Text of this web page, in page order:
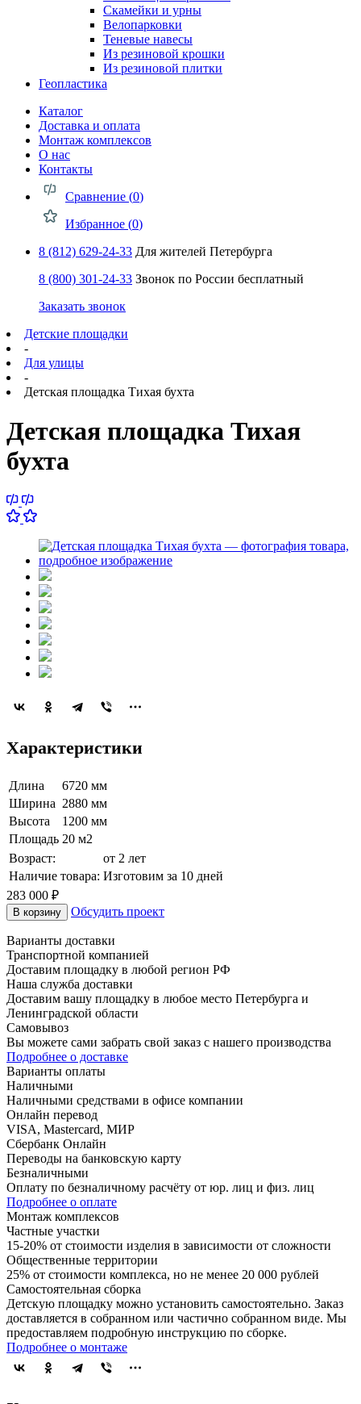
Скамейки и урны
Велопарковки
Теневые навесы
Из резиновой крошки
Из резиновой плитки
Геопластика
Каталог
Доставка и оплата
Монтаж комплексов
О нас
Контакты
Сравнение (0)
Избранное (0)
8 (812) 629-24-33 Для жителей Петербурга
8 (800) 301-24-33 Звонок по России бесплатный
Заказать звонок
Детские площадки
-
Для улицы
-
Детская площадка Тихая бухта
Детская площадка Тихая
бухта
Характеристики
Длина
6720 мм
Ширина 2880 мм
Высота
1200 мм
Площадь 20 м2
Возраст:
от 2 лет
Наличие товара: Изготовим за 10 дней
283 000 ₽
В корзину Обсудить проект
Варианты доставки
Транспортной компанией
Доставим площадку в любой регион РФ
Наша служба доставки
Доставим вашу площадку в любое место Петербурга и
Ленинградской области
Самовывоз
Вы можете сами забрать свой заказ с нашего производства
Подробнее о доставке
Варианты оплаты
Наличными
Наличными средствами в офисе компании
Онлайн перевод
VISA, Mastercard, МИР
Сбербанк Онлайн
Переводы на банковскую карту
Безналичными
Оплату по безналичному расчёту от юр. лиц и физ. лиц
Подробнее о оплате
Монтаж комплексов
Частные участки
15-20% от стоимости изделия в зависимости от сложности
Общественные территории
25% от стоимости комплекса, но не менее 20 000 рублей
Самостоятельная сборка
Детскую площадку можно установить самостоятельно. Заказ
доставляется в собранном или частично собранном виде. Мы
предоставляем подробную инструкцию по сборке.
Подробнее о монтаже